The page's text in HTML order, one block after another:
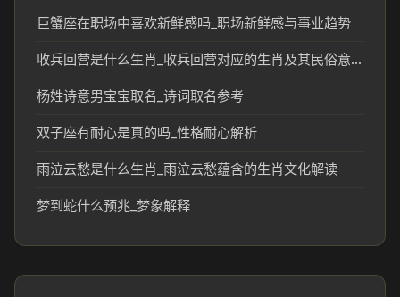
巨蟹座在职场中喜欢新鲜感吗_职场新鲜感与事业趋势
收兵回营是什么生肖_收兵回营对应的生肖及其民俗意义
杨姓诗意男宝宝取名_诗词取名参考
双子座有耐心是真的吗_性格耐心解析
雨泣云愁是什么生肖_雨泣云愁蕴含的生肖文化解读
梦到蛇什么预兆_梦象解释